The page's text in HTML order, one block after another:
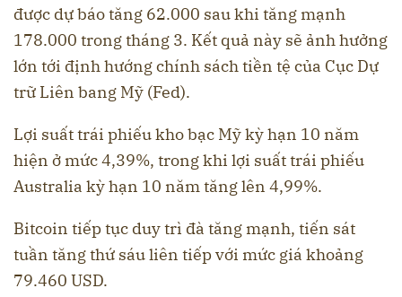
được dự báo tăng 62.000 sau khi tăng mạnh
178.000 trong tháng 3. Kết quả này sẽ ảnh hưởng
lớn tới định hướng chính sách tiền tệ của Cục Dự
trữ Liên bang Mỹ (Fed).
Lợi suất trái phiếu kho bạc Mỹ kỳ hạn 10 năm
hiện ở mức 4,39%, trong khi lợi suất trái phiếu
Australia kỳ hạn 10 năm tăng lên 4,99%.
Bitcoin tiếp tục duy trì đà tăng mạnh, tiến sát
tuần tăng thứ sáu liên tiếp với mức giá khoảng
79.460 USD.